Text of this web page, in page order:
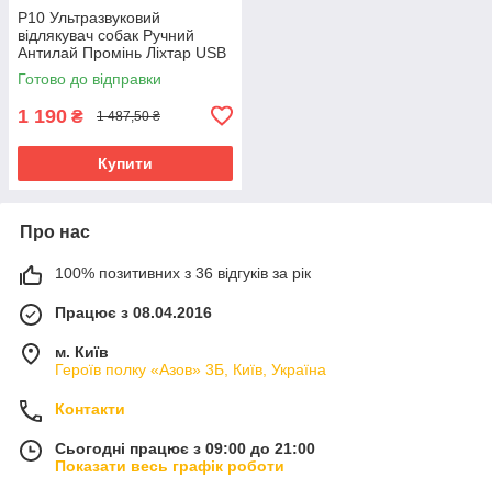
P10 Ультразвуковий
відлякувач собак Ручний
Антилай Промінь Ліхтар USB
Тype-C, PETON
Готово до відправки
1 190 ₴ 1 487,50 ₴
Купити
Про нас
100% позитивних з 36 відгуків за рік
Працює з 08.04.2016
м. Київ
Героїв полку «Азов» 3Б, Київ, Україна
Контакти
Сьогодні працює з 09:00 до 21:00
Показати весь графік роботи